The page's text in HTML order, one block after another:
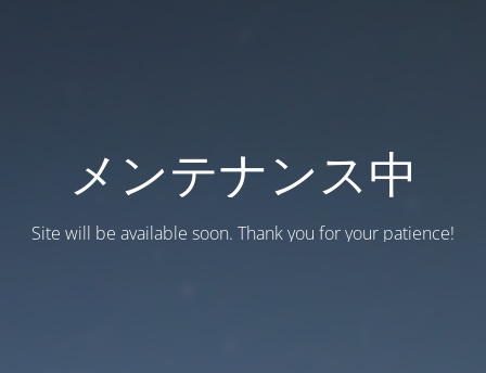
メンテナンス中
Site will be available soon. Thank you for your patience!